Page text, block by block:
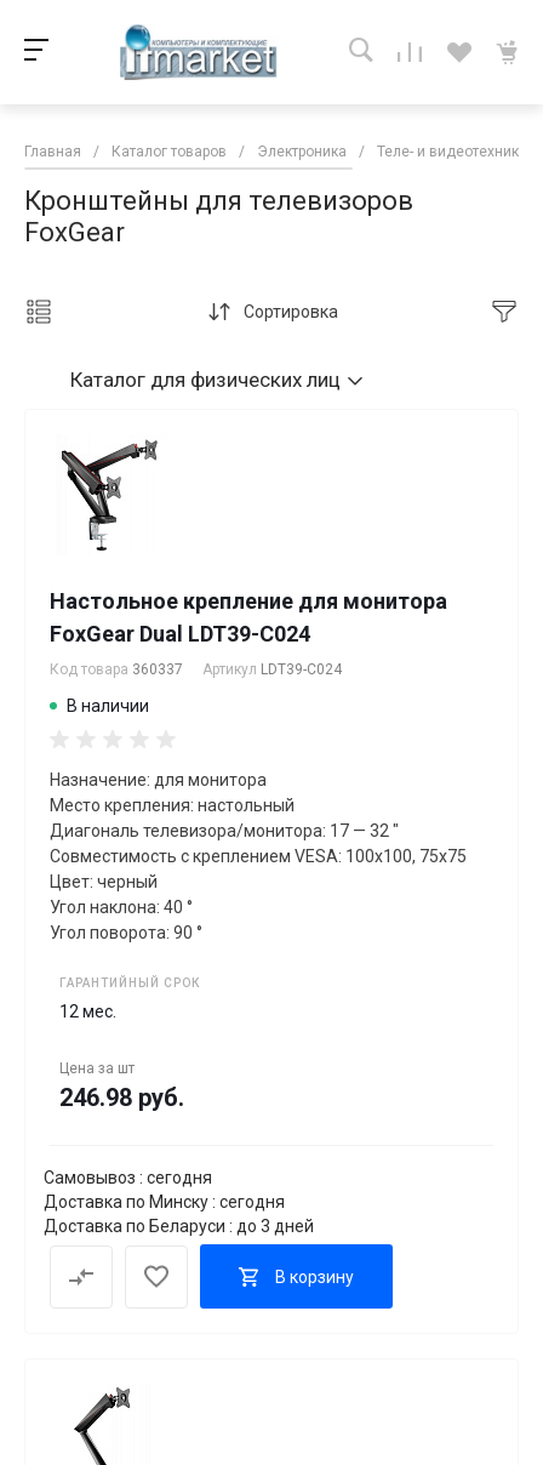
Главная / Каталог товаров / Электроника / Теле- и видеотехника
Кронштейны для телевизоров
FoxGear
Сортировка
Каталог для физических лиц
Настольное крепление для монитора
FoxGear Dual LDT39-C024
Код товара 360337 Артикул LDT39-C024
В наличии
Назначение: для монитора
Место крепления: настольный
Диагональ телевизора/монитора: 17 — 32 "
Совместимость с креплением VESA: 100x100, 75x75
Цвет: черный
Угол наклона: 40 °
Угол поворота: 90 °
ГАРАНТИЙНЫЙ СРОК
12 мес.
Цена за шт
246.98 руб.
Самовывоз : сегодня
Доставка по Минску : сегодня
Доставка по Беларуси : до 3 дней
В корзину